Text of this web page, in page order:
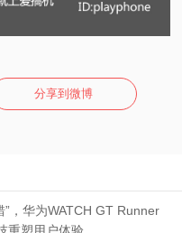
分享到微博
”，华为WATCH GT Runner
重塑用户体验